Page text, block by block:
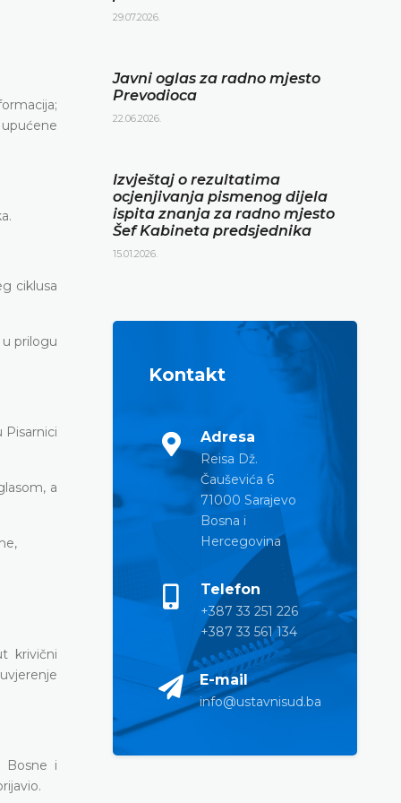
ciklusa
prilogu
Pisarnici
a
krivični
Bosne i
29.07.2026.
Javni oglas za radno mjesto
Prevodioca
22.06.2026.
Izvještaj o rezultatima
ocjenjivanja pismenog dijela
ispita znanja za radno mjesto
Šef Kabineta predsjednika
15.01.2026.
Kontakt
Adresa
Reisa Dž.
Čauševića 6
71000 Sarajevo
Bosna i
Hercegovina
Telefon
+387 33 251 226
+387 33 561 134
E-mail
info@ustavnisud.ba